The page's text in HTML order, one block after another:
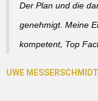
Der Plan und die
genehmigt. Meine
kompetent, Top